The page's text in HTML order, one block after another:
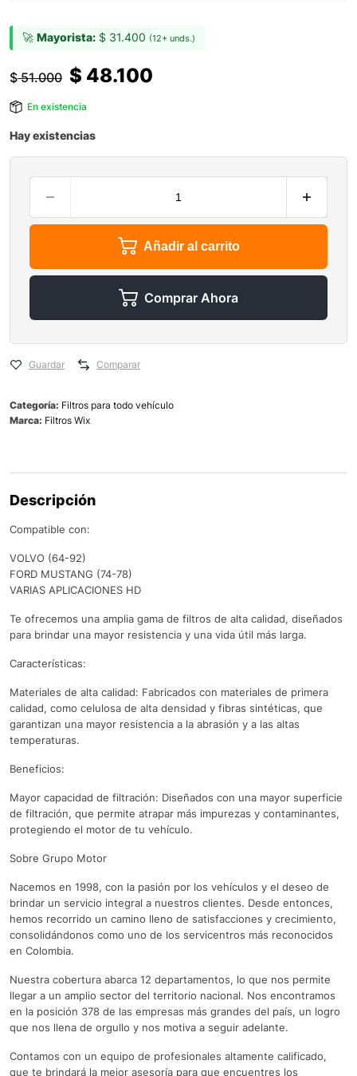
🚀 Mayorista: $ 31.400 (12+ unds.)
$51.000 $ 48.100
En existencia
Hay existencias
Añadir al carrito
Comprar Ahora
Guardar Comparar
Categoría: Filtros para todo vehículo
Marca: Filtros Wix
Descripción
Compatible con:
VOLVO (64-92)
FORD MUSTANG (74-78)
VARIAS APLICACIONES HD
Te ofrecemos una amplia gama de filtros de alta calidad, diseñados
para brindar una mayor resistencia y una vida útil más larga.
Características:
Materiales de alta calidad: Fabricados con materiales de primera
calidad, como celulosa de alta densidad y fibras sintéticas, que
garantizan una mayor resistencia a la abrasión y a las altas
temperaturas.
Beneficios:
Mayor capacidad de filtración: Diseñados con una mayor superficie
de filtración, que permite atrapar más impurezas y contaminantes,
protegiendo el motor de tu vehículo.
Sobre Grupo Motor
Nacemos en 1998, con la pasión por los vehículos y el deseo de
brindar un servicio integral a nuestros clientes. Desde entonces,
hemos recorrido un camino lleno de satisfacciones y crecimiento,
consolidándonos como uno de los servicentros más reconocidos
en Colombia.
Nuestra cobertura abarca 12 departamentos, lo que nos permite
llegar a un amplio sector del territorio nacional. Nos encontramos
en la posición 378 de las empresas más grandes del país, un logro
que nos llena de orgullo y nos motiva a seguir adelante.
Contamos con un equipo de profesionales altamente calificado,
que te brindará la mejor asesoría para que encuentres los